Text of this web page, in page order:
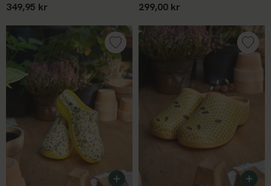
349,95 kr 299,00 kr